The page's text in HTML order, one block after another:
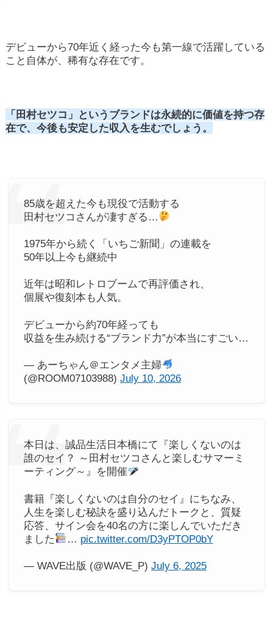
デビューから70年近く経った今も第一線で活躍している
こと自体が、稀有な存在です。
「田村セツコ」というブランドは永続的に価値を持つ存
在で、今後も安定した収入を生むでしょう。
85歳を超えた今も現役で活動する
田村セツコさんが凄すぎる…
1975年から続く「いちご新聞」の連載を
50年以上今も継続中
近年は昭和レトロブームで再評価され、
個展や復刻本も人気。
デビューから約70年経っても
収益を生み続ける“ブランド力”が本当にすごい…
— あーちゃん＠エンタメ主婦
(@ROOM07103988) July 10, 2026
本日は、誠品生活日本橋にて『楽しくないのは
誰のセイ？ ～田村セツコさんと楽しむサマーミ
ーティング～』を開催
書籍『楽しくないのは自分のセイ』にちなみ、
人生を楽しむ秘訣を盛り込んだトークと、質疑
応答、サイン会を40名の方に楽しんでいただき
ました
… pic.twitter.com/D3yPTOP0bY
— WAVE出版 (@WAVE_P) July 6, 2025